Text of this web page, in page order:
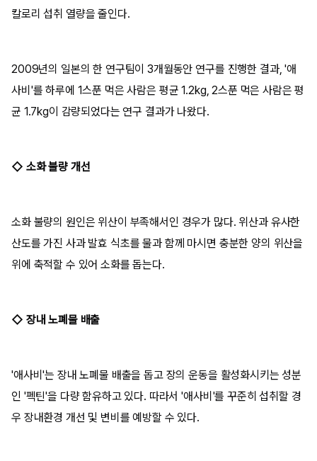
칼로리 섭취 열량을 줄인다.
2009년의 일본의 한 연구팀이 3개월동안 연구를 진행한 결과, '애
사비'를 하루에 1스푼 먹은 사람은 평균 1.2kg, 2스푼 먹은 사람은 평
균 1.7kg이 감량되었다는 연구 결과가 나왔다.
◇ 소화 불량 개선
소화 불량의 원인은 위산이 부족해서인 경우가 많다. 위산과 유사한
산도를 가진 사과 발효 식초를 물과 함께 마시면 충분한 양의 위산을
위에 축적할 수 있어 소화를 돕는다.
◇ 장내 노폐물 배출
'애사비'는 장내 노폐물 배출을 돕고 장의 운동을 활성화시키는 성분
인 '펙틴'을 다량 함유하고 있다. 따라서 '애사비'를 꾸준히 섭취할 경
우 장내환경 개선 및 변비를 예방할 수 있다.